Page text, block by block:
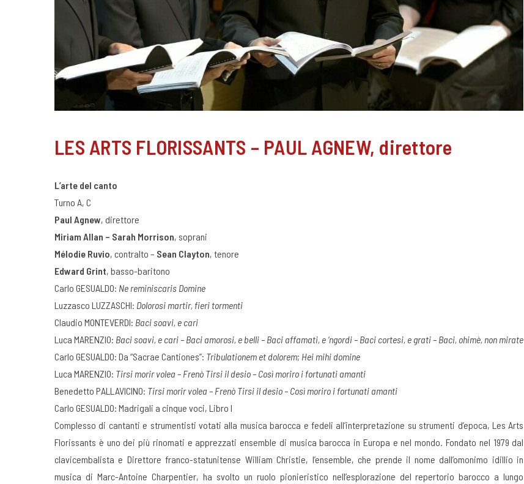
LES ARTS FLORISSANTS – PAUL AGNEW, direttore
L’arte del canto
Turno A, C
Paul Agnew, direttore
Miriam Allan – Sarah Morrison, soprani
Mélodie Ruvio, contralto – Sean Clayton, tenore
Edward Grint, basso-baritono
Carlo GESUALDO: Ne reminiscaris Domine
Luzzasco LUZZASCHI: Dolorosi martir, fieri tormenti
Claudio MONTEVERDI: Baci soavi, e cari
Luca MARENZIO: Baci soavi, e cari – Baci amorosi, e belli – Baci affamati, e ‘ngordi – Baci cortesi, e grati – Baci, ohimè, non mirate
Carlo GESUALDO: Da “Sacrae Cantiones”: Tribulationem et dolorem; Hei mihi domine
Luca MARENZIO: Tirsi morir volea – Frenò Tirsi il desio – Così moriro i fortunati amanti
Benedetto PALLAVICINO: Tirsi morir volea – Frenò Tirsi il desio – Così moriro i fortunati amanti
Carlo GESUALDO: Madrigali a cinque voci, Libro I
Complesso di cantanti e strumentisti votati alla musica barocca e fedeli all’interpretazione su strumenti d’epoca, Les Arts
Florissants è uno dei più rinomati e apprezzati ensemble di musica barocca in Europa e nel mondo. Fondato nel 1979 dal
clavicembalista e Direttore franco-statunitense William Christie, l’ensemble, che prende il nome dall’omonimo idillio in
musica di Marc-Antoine Charpentier, ha svolto un ruolo pionieristico nell’esplorazione del repertorio barocco a lungo